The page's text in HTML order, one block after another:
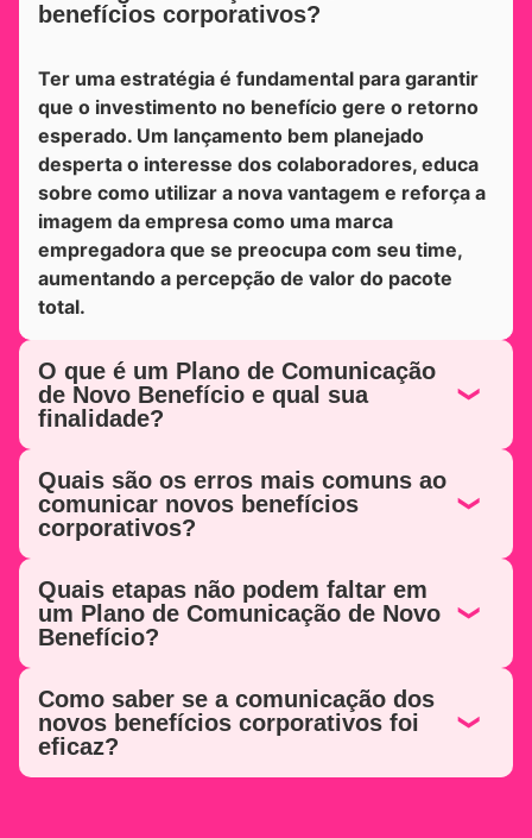
benefícios corporativos?
Ter uma estratégia é fundamental para garantir
que o investimento no benefício gere o retorno
esperado. Um lançamento bem planejado
desperta o interesse dos colaboradores, educa
sobre como utilizar a nova vantagem e reforça a
imagem da empresa como uma marca
empregadora que se preocupa com seu time,
aumentando a percepção de valor do pacote
total.
O que é um Plano de Comunicação
de Novo Benefício e qual sua
finalidade?
Quais são os erros mais comuns ao
comunicar novos benefícios
corporativos?
Quais etapas não podem faltar em
um Plano de Comunicação de Novo
Benefício?
Como saber se a comunicação dos
novos benefícios corporativos foi
eficaz?